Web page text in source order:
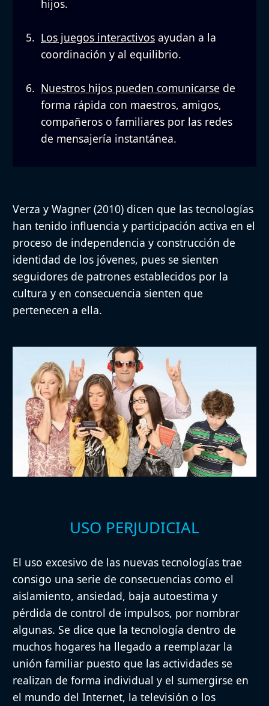
hijos.
Los juegos interactivos ayudan a la
coordinación y al equilibrio.
Nuestros hijos pueden comunicarse de
forma rápida con maestros, amigos,
compañeros o familiares por las redes
de mensajería instantánea.
Verza y Wagner (2010) dicen que las tecnologías
han tenido influencia y participación activa en el
proceso de independencia y construcción de
identidad de los jóvenes, pues se sienten
seguidores de patrones establecidos por la
cultura y en consecuencia sienten que
pertenecen a ella.
USO PERJUDICIAL
El uso excesivo de las nuevas tecnologías trae
consigo una serie de consecuencias como el
aislamiento, ansiedad, baja autoestima y
pérdida de control de impulsos, por nombrar
algunas. Se dice que la tecnología dentro de
muchos hogares ha llegado a reemplazar la
unión familiar puesto que las actividades se
realizan de forma individual y el sumergirse en
el mundo del Internet, la televisión o los